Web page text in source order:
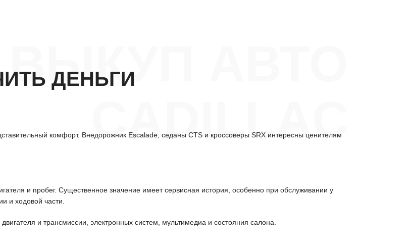
АВТО
CADILLAC
ДЕНЬГИ
комфорт. Внедорожник Escalade, седаны CTS и кроссоверы SRX интересны ценителям
и пробег. Существенное значение имеет сервисная история, особенно при обслуживании у
и ходовой части.
и трансмиссии, электронных систем, мультимедиа и состояния салона.